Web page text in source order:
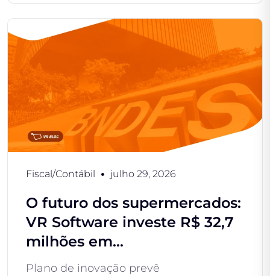
Fiscal/Contábil julho 29, 2026
O futuro dos supermercados:
VR Software investe R$ 32,7
milhões em...
Plano de inovação prevê